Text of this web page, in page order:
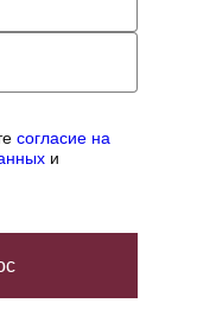
согласие на
и